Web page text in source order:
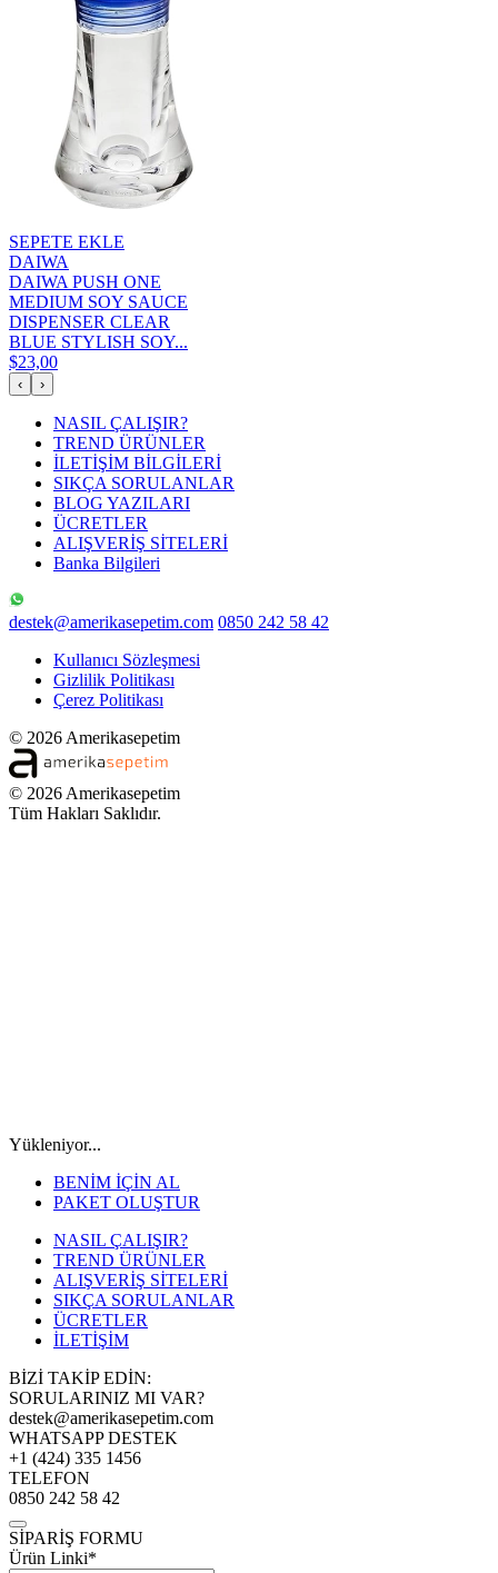
SEPETE EKLE
DAIWA
DAIWA PUSH ONE
MEDIUM SOY SAUCE
DISPENSER CLEAR
BLUE STYLISH SOY...
$23,00
‹ ›
NASIL ÇALIŞIR?
TREND ÜRÜNLER
İLETİŞİM BİLGİLERİ
SIKÇA SORULANLAR
BLOG YAZILARI
ÜCRETLER
ALIŞVERİŞ SİTELERİ
Banka Bilgileri
destek@amerikasepetim.com 0850 242 58 42
Kullanıcı Sözleşmesi
Gizlilik Politikası
Çerez Politikası
© 2026 Amerikasepetim
© 2026 Amerikasepetim
Tüm Hakları Saklıdır.
Yükleniyor...
BENİM İÇİN AL
PAKET OLUŞTUR
NASIL ÇALIŞIR?
TREND ÜRÜNLER
ALIŞVERİŞ SİTELERİ
SIKÇA SORULANLAR
ÜCRETLER
İLETİŞİM
BİZİ TAKİP EDİN:
SORULARINIZ MI VAR?
destek@amerikasepetim.com
WHATSAPP DESTEK
+1 (424) 335 1456
TELEFON
0850 242 58 42
SİPARİŞ FORMU
Ürün Linki*